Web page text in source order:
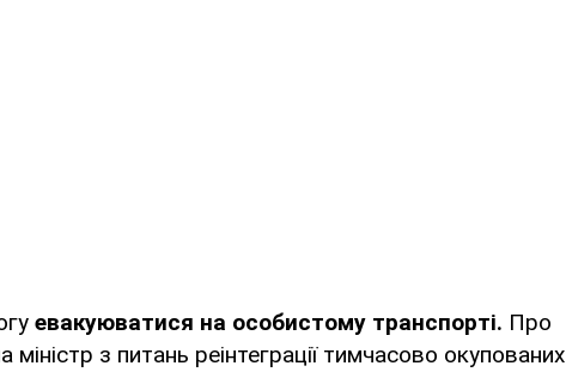
евакуюватися на особистому транспорті. Про
міністр з питань реінтеграції тимчасово окупованих